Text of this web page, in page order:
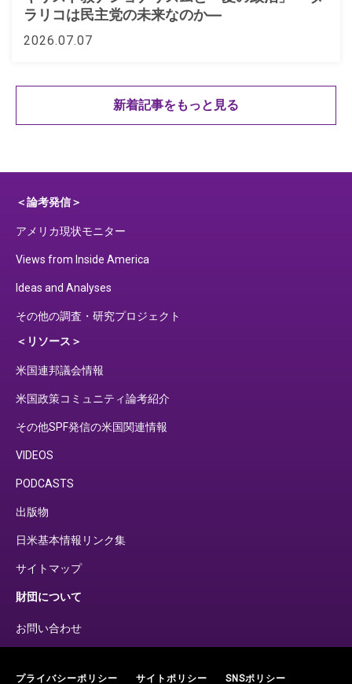
2026.07.07
ラリコは民主党の未来なのか―
新着記事をもっと見る
＜論考発信＞
アメリカ現状モニター
Views from Inside America
Ideas and Analyses
その他の調査・研究プロジェクト
＜リソース＞
米国連邦議会情報
米国政策コミュニティ論考紹介
その他SPF発信の米国関連情報
VIDEOS
PODCASTS
出版物
日米基本情報リンク集
サイトマップ
財団について
お問い合わせ
プライバシーポリシー サイトポリシー SNSポリシー